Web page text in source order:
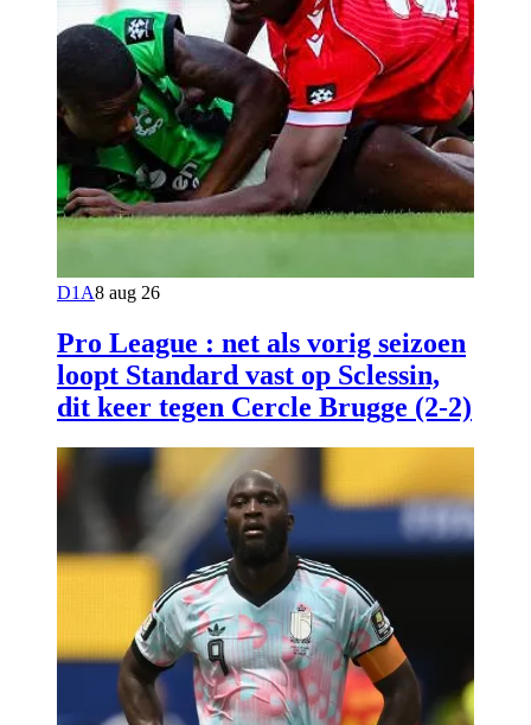
D1A8 aug 26
Pro League : net als vorig seizoen
loopt Standard vast op Sclessin,
dit keer tegen Cercle Brugge (2-2)